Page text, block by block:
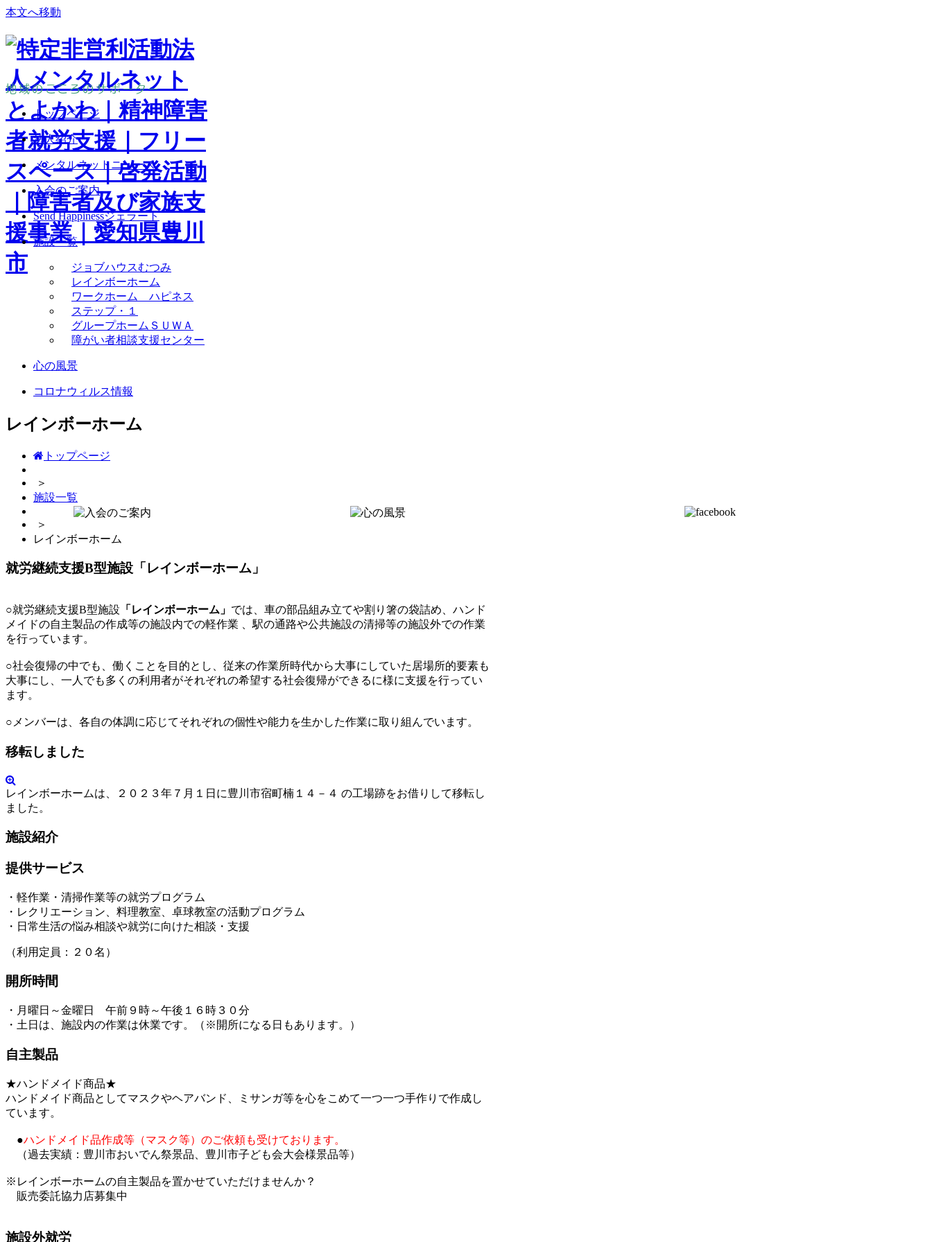
本文へ移動
地域のこころのサポーター
トップページ
法人紹介
メンタルネットニュース
入会のご案内
Send Happinessジェラート
施設一覧
ジョブハウスむつみ
レインボーホーム
ワークホーム ハピネス
ステップ・１
グループホームＳＵＷＡ
障がい者相談支援センター
心の風景
コロナウィルス情報
レインボーホーム
トップページ
＞
施設一覧
＞
レインボーホーム
就労継続支援B型施設「レインボーホーム」
○就労継続支援B型施設 「レインボーホーム」 では、車の部品組み立てや割り箸の袋詰め、ハンド
メイドの自主製品の作成等の施設内での軽作業 、駅の通路や公共施設の清掃等の施設外での作業
を行っています。
○社会復帰の中でも、働くことを目的とし、従来の作業所時代から大事にしていた居場所的要素も
大事にし、一人でも多くの利用者がそれぞれの希望する社会復帰ができるに様に支援を行ってい
ます。
○メンバーは、各自の体調に応じてそれぞれの個性や能力を生かした作業に取り組んでいます。
移転しました
レインボーホームは、２０２３年７月１日に豊川市宿町楠１４－４ の工場跡をお借りして移転し
ました。
施設紹介
提供サービス
・軽作業・清掃作業等の就労プログラム
・レクリエーション、料理教室、卓球教室の活動プログラム
・日常生活の悩み相談や就労に向けた相談・支援
（利用定員：２０名）
開所時間
・月曜日～金曜日 午前９時～午後１６時３０分
・土日は、施設内の作業は休業です。（※開所になる日もあります。）
自主製品
★ハンドメイド商品★
ハンドメイド商品としてマスクやヘアバンド、ミサンガ等を心をこめて一つ一つ手作りで作成し
ています。
●ハンドメイド品作成等（マスク等）のご依頼も受けております。
（過去実績：豊川市おいでん祭景品、豊川市子ども会大会様景品等）
※レインボーホームの自主製品を置かせていただけませんか？
販売委託協力店募集中
施設外就労